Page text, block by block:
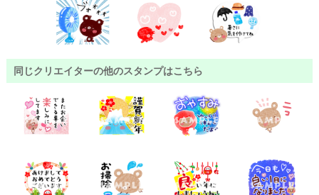
同じクリエイターの他のスタンプはこちら